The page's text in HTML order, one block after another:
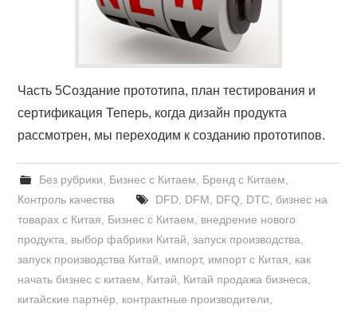
Часть 5Создание прототипа, план тестирования и
сертификация Теперь, когда дизайн продукта
рассмотрен, мы переходим к созданию прототипов.
Без рубрики Бизнес с Китаем Бренд с Китаем
Контроль качества
DFD, DFM DFQ DTC, бизнес на
товарах с Китая
Бизнес с Китаем
внедрение нового
продукта
выбор фабрики Китай ,запуск производства
запуск производства Китай
импорт, импорт с Китая
как
начать бизнес с китаем
Китай Китай продажа бизнеса
китайские партнёр
контрактные производители